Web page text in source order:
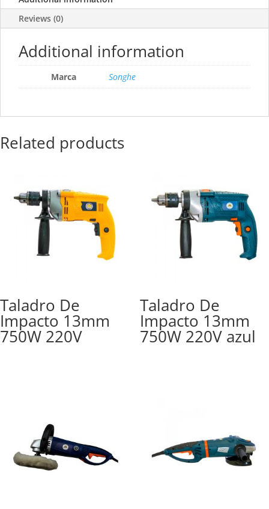
Reviews (0)
Additional information
Marca Songhe
Related products
Taladro De
Impacto 13mm
750W 220V
Taladro De
Impacto 13mm
750W 220V azul